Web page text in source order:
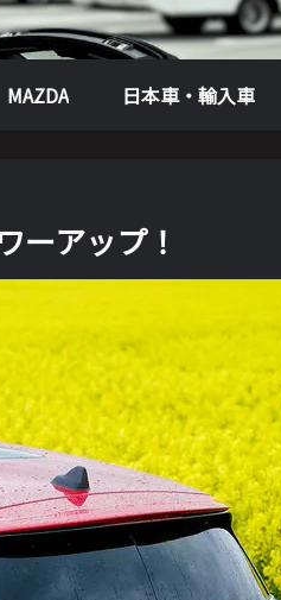
MAZDA 日本車・輸入車
ーアップ！